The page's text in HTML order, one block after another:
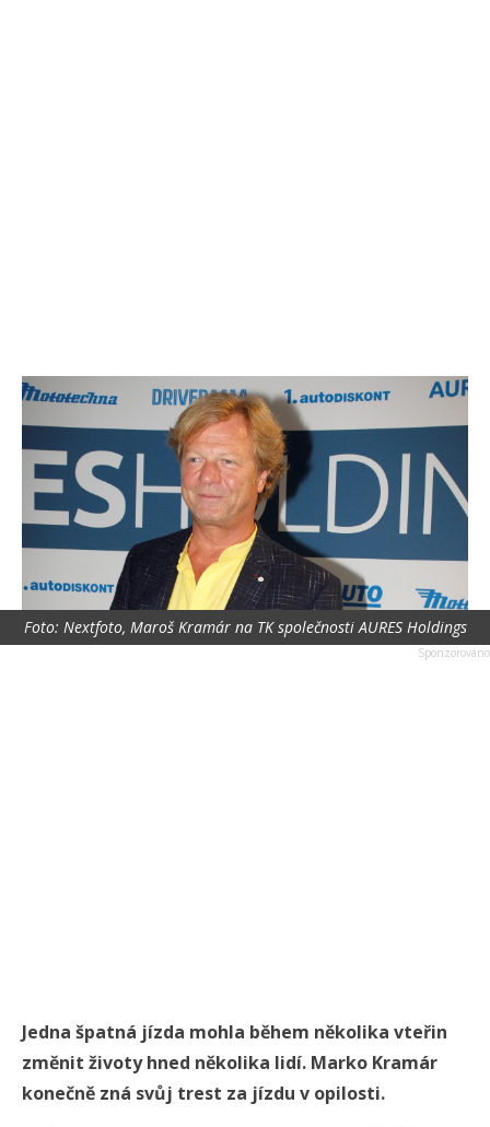
Foto: Nextfoto, Maroš Kramár na TK společnosti AURES Holdings
Jedna špatná jízda mohla během několika vteřin
změnit životy hned několika lidí. Marko Kramár
konečně zná svůj trest za jízdu v opilosti.